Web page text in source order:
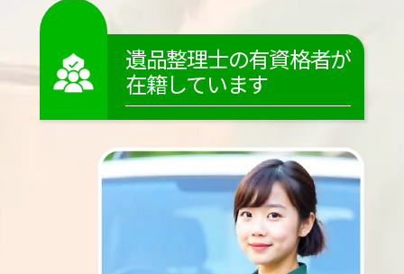
遺品整理士の有資格者が
在籍しています